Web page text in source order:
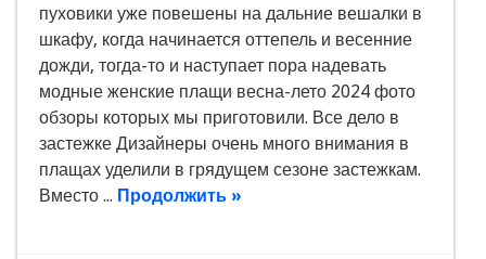
пуховики уже повешены на дальние вешалки в
шкафу, когда начинается оттепель и весенние
дожди, тогда-то и наступает пора надевать
модные женские плащи весна-лето 2024 фото
обзоры которых мы приготовили. Все дело в
застежке Дизайнеры очень много внимания в
плащах уделили в грядущем сезоне застежкам.
Вместо ... Продолжить »